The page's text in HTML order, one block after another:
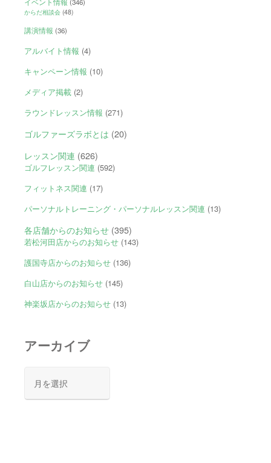
からだ相談会(48)
講演情報 (36)
アルバイト情報 (4)
キャンペーン情報 (10)
メディア掲載(2)
ラウンドレッスン情報 (271)
ゴルファーズラボとは (20)
レッスン関連 (626)
ゴルフレッスン関連 (592)
フィットネス関連 (17)
パーソナルトレーニング・パーソナルレッスン関連 (13)
各店舗からのお知らせ(395)
若松河田店からのお知らせ(143)
護国寺店からのお知らせ(136)
白山店からのお知らせ(145)
神楽坂店からのお知らせ(13)
アーカイブ
カ